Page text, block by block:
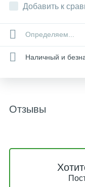
Добавить к
Определяем...
Наличный и
Отзывы